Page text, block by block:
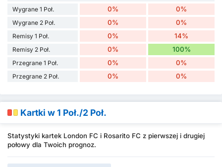
Wygrane 1 Poł.
0% 0%
Wygrane 2 Poł. 0% 0%
Remisy 1 Poł. 0% 14%
Remisy 2 Poł. 0% 100%
Przegrane 1 Poł. 0% 0%
Przegrane 2 Poł. 0% 0%
Kartki w 1 Poł./2 Poł.
Statystyki kartek London FC i Rosarito FC z pierwszej i drugiej
połowy dla Twoich prognoz.